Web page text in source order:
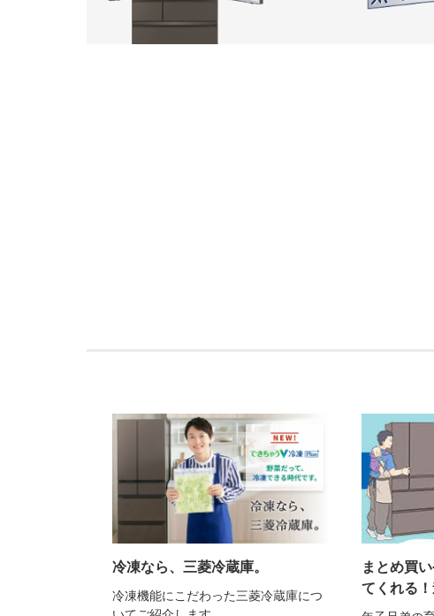
冷凍なら、三菱冷蔵庫。
冷凍機能にこだわった三菱冷蔵庫につ
まとめ買
てくれる